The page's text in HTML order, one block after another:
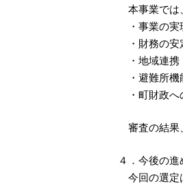
本事業では
・事業の実
・財務の安
・地域連携
・避難所機
・町財政へ
審査の結果
４．今後の進
今回の選定